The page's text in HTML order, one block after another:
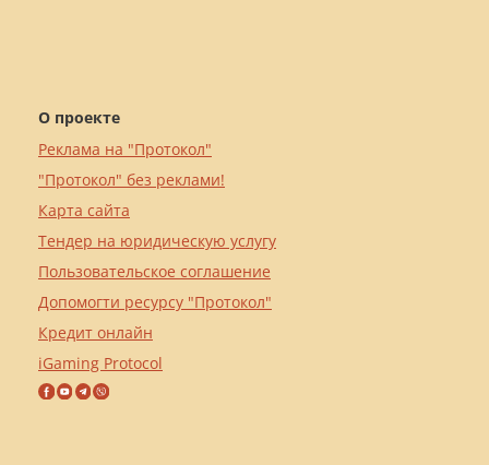
О проекте
Реклама на "Протокол"
"Протокол" без реклами!
Карта сайта
Тендер на юридическую услугу
Пользовательское соглашение
Допомогти ресурсу "Протокол"
Кредит онлайн
iGaming Protocol